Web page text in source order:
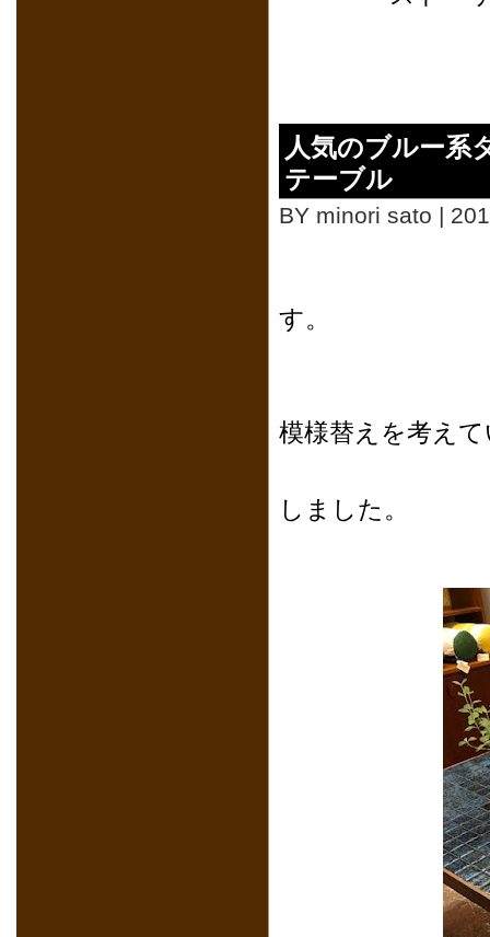
人気のブルー
テーブル
BY minori sato |
す。
模様替えを考え
しました。